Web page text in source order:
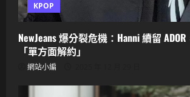
KPOP
NewJeans 爆分裂危機：Hanni 續留
「單方面解約」
網站小編